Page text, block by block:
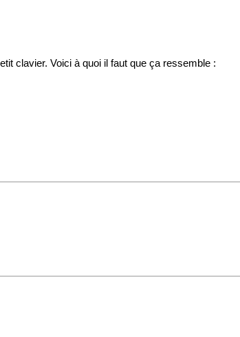
clavier. Voici à quoi il faut que ça ressemble :